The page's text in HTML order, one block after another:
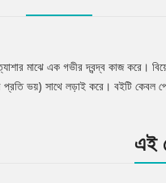
মাঝে এক গভীর দ্বন্দ্ব কাজ করে।
ভয়) সাথে লড়াই করে। বইটি কেবল
এই